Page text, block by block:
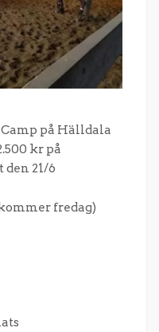
på Hälldala
kr på
den 21/6
fredag)